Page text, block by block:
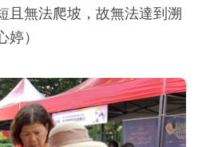
且無法爬坡，故無法達到溯
）